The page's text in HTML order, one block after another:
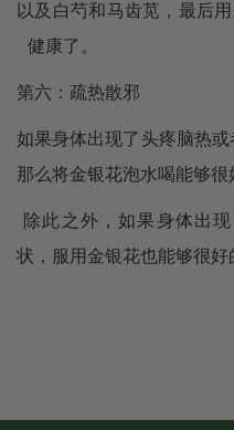
以及白芍和马齿苋，最后
健康了。
第六：疏热散邪
如果身体出现了头疼脑热
那么将金银花泡水喝能够很
除此之外，如果身体出
状，服用金银花也能够很好